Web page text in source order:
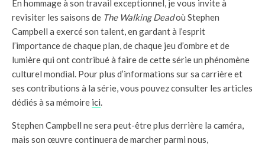
En hommage à son travail exceptionnel, je vous invite à
revisiter les saisons de The Walking Deadoù Stephen
Campbell a exercé son talent, en gardant à l’esprit
l’importance de chaque plan, de chaque jeu d’ombre et de
lumière qui ont contribué à faire de cette série un phénomène
culturel mondial. Pour plus d’informations sur sa carrière et
ses contributions à la série, vous pouvez consulter les articles
dédiés à sa mémoire ici.
Stephen Campbell ne sera peut-être plus derrière la caméra,
mais son œuvre continuera de marcher parmi nous,